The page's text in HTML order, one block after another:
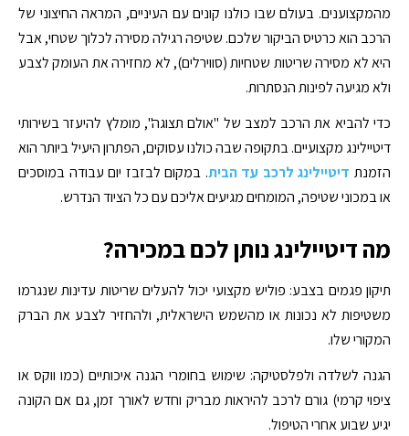
מהמקצוענים. בעולם שבו כולנו קונים עם העיניים, המראה החיצוני של
הרכב הוא כרטיס הביקור שלכם. שטיפה רגילה מסירה לכלוך שטחי, אבל
היא לא מסירה שריטות שטחיות (סווירלים), לא מחזירה את העומק לצבע
ולא מגיעה לפינות הנסתרות.
כדי להביא את הרכב למצב של "אולם תצוגה", מומלץ להיעזר בשירותי
דיטיילינג מקצועיים. בתקופה שבה כולנו עסוקים, הפתרון היעיל ביותר הוא
הזמנת דיטיילינג לרכב עד הבית. במקום לבזבז יום עבודה במוסכים
או במכוני שטיפה, המומחים מגיעים אליכם עם כל הציוד הנדרש.
מה דיטיילינג נותן לכם במכירה?
תיקון פגמים בצבע: פוליש מקצועי יכול להעלים שריטות עדינות שנגרמו
משטיפות לא נכונות או מהשמש הישראלית, ולהחזיר לצבע את הברק
המקורי שלו.
הגנה לשלדה ולפלסטיקה: שימוש בחומרי הגנה איכותיים (כמו ווקס או
ציפוי קרמי) גורם לרכב להיראות מבריק וחדש לאורך זמן, גם אם הקונה
יגיע שבוע אחרי הטיפול.